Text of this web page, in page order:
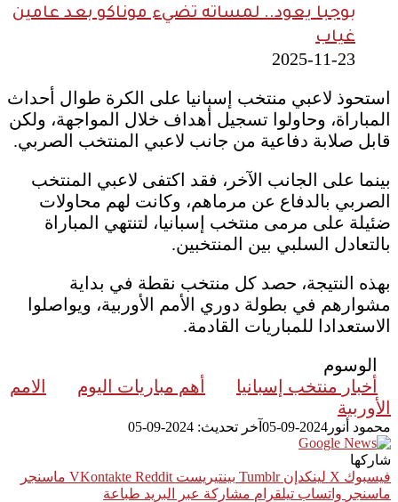
بوجبا يعود.. لمساته تضيء موناكو بعد عامين
غياب
2025-11-23
استحوذ لاعبي منتخب إسبانيا على الكرة طوال أحداث
المباراة، وحاولوا تسجيل أهداف خلال المواجهة، ولكن
قابل صلابة دفاعية من جانب لاعبي المنتخب الصربي.
بينما على الجانب الآخر، فقد اكتفى لاعبي المنتخب
الصربي بالدفاع عن مرماهم، وكانت لهم محاولات
ضئيلة على مرمى منتخب إسبانيا، لتنتهي المباراة
بالتعادل السلبي بين المنتخبين.
بهذه النتيجة، حصد كل منتخب نقطة في بداية
مشوارهم في بطولة دوري الأمم الأوربية، ويواصلوا
الاستعدادا للمباريات القادمة.
الوسوم
أخبار منتخب إسبانيا
أهم مباريات اليوم
الامم
الأوربية
محمود أنور 2024-09-05 آخر تحديث: 2024-09-05
شاركها
فيسبوك ‫X لينكدإن بينتيريست
ماسنجر
ماسنجر واتساب تيلقرام مشاركة عبر البريد طباعة